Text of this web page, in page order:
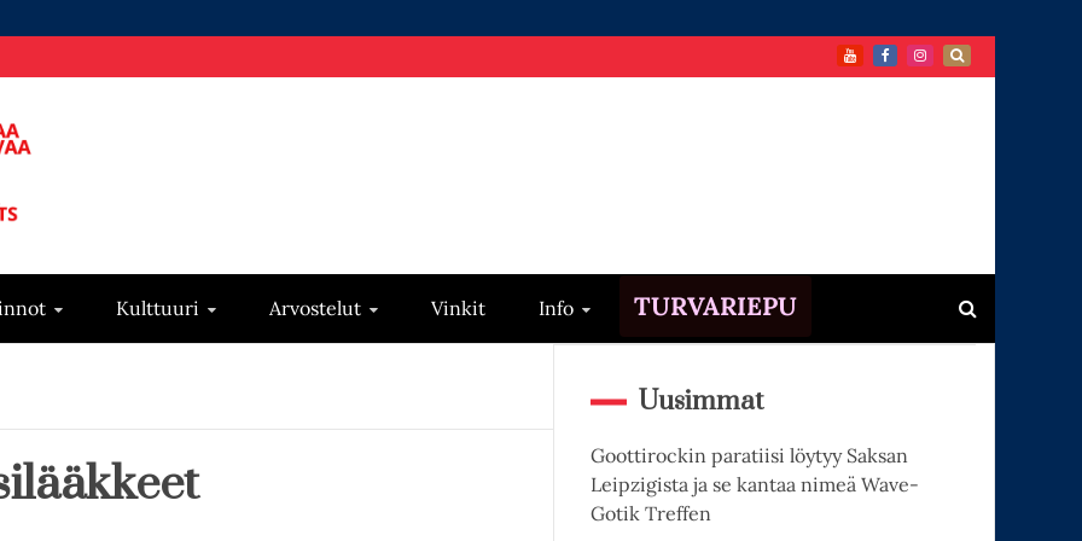
Kulttuuri Arvostelut Vinkit Info TURVARIEPU
Uusimmat
Goottirockin paratiisi löytyy Saksan
Leipzigista ja se kantaa nimeä Wave-
Gotik Treffen